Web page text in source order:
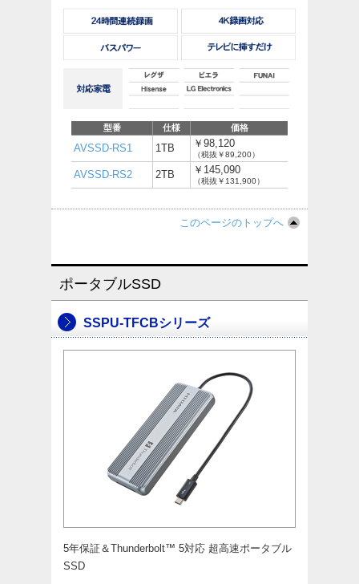
型番 仕様 価格
AVSSD-RS1 1TB ￥98,120
（税抜￥89,200）
AVSSD-RS2 2TB ￥145,090
（税抜￥131,900）
このページのトップへ
ポータブルSSD
SSPU-TFCBシリーズ
5年保証＆Thunderbolt™ 5対応 超高速ポータブル
SSD